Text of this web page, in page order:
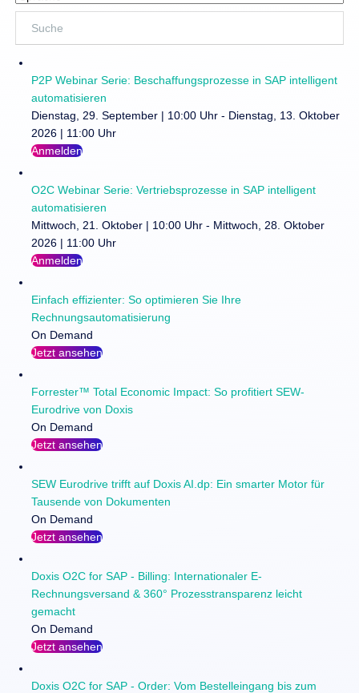
P2P Webinar Serie: Beschaffungsprozesse in SAP intelligent
automatisieren
Dienstag, 29. September | 10:00 Uhr - Dienstag, 13. Oktober
2026 | 11:00 Uhr
Anmelden
O2C Webinar Serie: Vertriebsprozesse in SAP intelligent
automatisieren
Mittwoch, 21. Oktober | 10:00 Uhr - Mittwoch, 28. Oktober
2026 | 11:00 Uhr
Anmelden
Einfach effizienter: So optimieren Sie Ihre
Rechnungsautomatisierung
On Demand
Jetzt ansehen
Forrester™ Total Economic Impact: So profitiert SEW-
Eurodrive von Doxis
On Demand
Jetzt ansehen
SEW Eurodrive trifft auf Doxis AI.dp: Ein smarter Motor für
Tausende von Dokumenten
On Demand
Jetzt ansehen
Doxis O2C for SAP - Billing: Internationaler E-
Rechnungsversand & 360° Prozesstransparenz leicht
gemacht
On Demand
Jetzt ansehen
Doxis O2C for SAP - Order: Vom Bestelleingang bis zum